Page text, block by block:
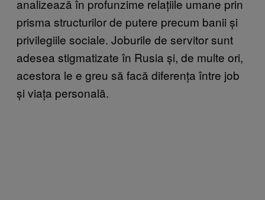
analizează în profunzime relațiile umane prin
prisma structurilor de putere precum banii și
privilegiile sociale. Joburile de servitor sunt
adesea stigmatizate în Rusia și, de multe ori,
acestora le e greu să facă diferența între job
și viața personală.